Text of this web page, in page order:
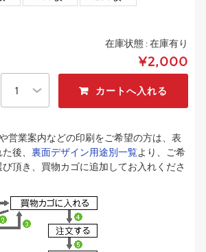
在庫状態 :在庫有り
¥2,000
営業案内などの印刷をご希望の方は、表
後、 裏面デザイン用途別一覧より、ご希
頂き、買物カゴに追加してお入れくださ